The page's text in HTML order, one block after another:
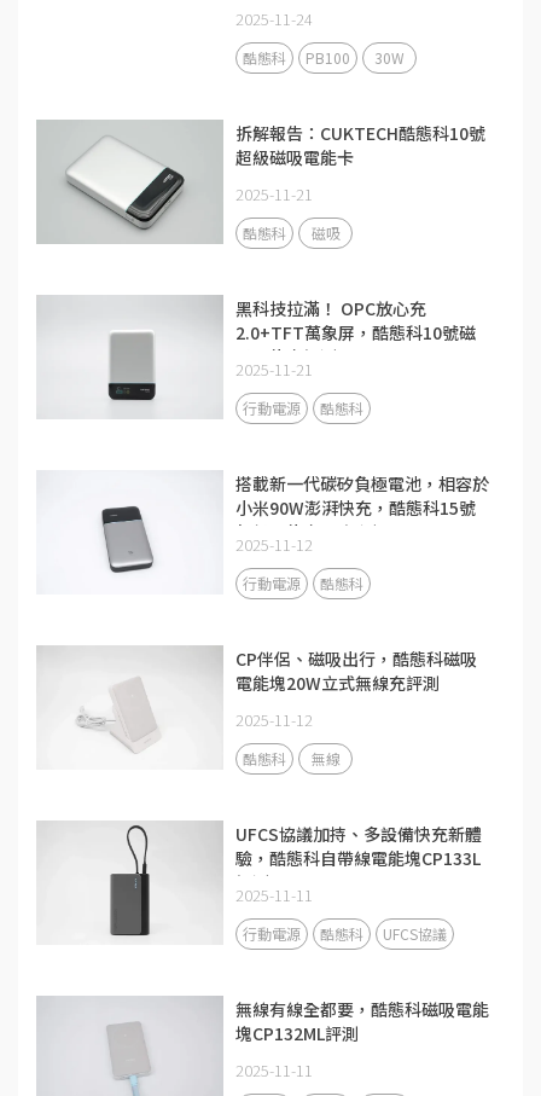
2025-11-24
酷態科 PB100 30W
拆解報告：CUKTECH酷態科10號
超級磁吸電能卡
2025-11-21
酷態科 磁吸
黑科技拉滿！ OPC放心充
2.0+TFT萬象屏，酷態科10號磁
吸電能卡評測
2025-11-21
行動電源 酷態科
搭載新一代碳矽負極電池，相容於
小米90W澎湃快充，酷態科15號
超級電能卡Air評測
2025-11-12
行動電源 酷態科
CP伴侶、磁吸出行，酷態科磁吸
電能塊20W立式無線充評測
2025-11-12
酷態科 無線
UFCS協議加持、多設備快充新體
驗，酷態科自帶線電能塊CP133L
評測
2025-11-11
行動電源 酷態科 UFCS協議
無線有線全都要，酷態科磁吸電能
塊CP132ML評測
2025-11-11